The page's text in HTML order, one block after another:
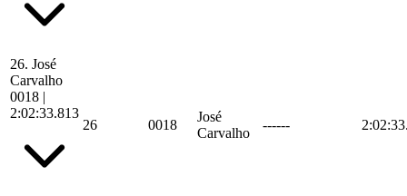
26. José
Carvalho
0018 |
2:02:33.813
26 0018
José
Carvalho
------